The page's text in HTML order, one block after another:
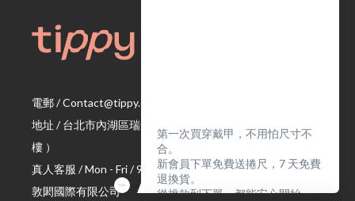
電郵 / Contact@tippy.com.tw
地址 / 台北市內湖區瑞光路 335 號
樓 ）
真人客服 / Mon - Fri / 9:00 am ~ 17:00 pm
敦閎國際有限公司
第一次買穿戴甲，不用怕尺寸不
合。
新會員下單免費送捲尺，7 天免費
退換貨。
從挑款到下單，都能安心開始。